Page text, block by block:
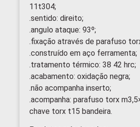
11t304;
.sentido: direito;
.angulo ataque: 93º;
.fixação através de parafuso
.construído em aço ferramenta;
.tratamento térmico: 38 42 hrc;
.acabamento: oxidação negra;
.não acompanha inserto;
.acompanha: parafuso torx
chave torx t15 bandeira.